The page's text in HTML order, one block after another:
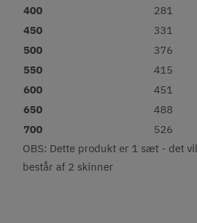
400
281
450
331
500
376
550
415
600
451
650
488
700
526
OBS: Dette produkt er 1 sæt - det
består af 2 skinner